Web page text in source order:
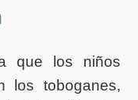
que los niños
los toboganes,